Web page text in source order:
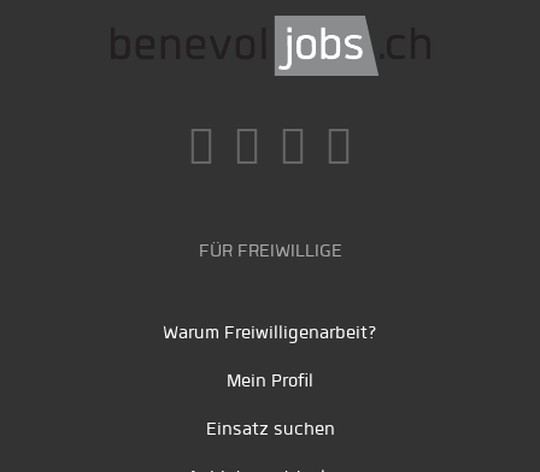
FÜR FREIWILLIGE
Warum Freiwilligenarbeit?
Mein Profil
Einsatz suchen